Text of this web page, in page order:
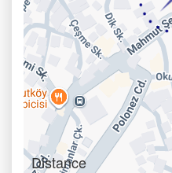
Distance